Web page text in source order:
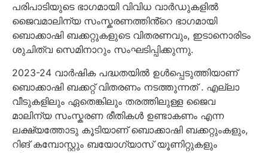
പരിപാടിയുടെ ഭാഗമായി വിവിധ വാർഡുകളിൽ
ജൈവമാലിന്യ സംസ്കരണത്തിൻ്റെ ഭാഗമായി
ബൊക്കാഷി ബക്കറ്റുകളുടെ വിതരണവും, ഇടാനൊരിടം
ശുചിത്വ സെമിനാറും സംഘടിപ്പിക്കുന്നു.
2023-24 വാർഷിക പദ്ധതയിൽ ഉൾപ്പെടുത്തിയാണ്
ബൊക്കാഷി ബക്കറ്റ് വിതരണം നടത്തുന്നത് . എല്ലാ
വീടുകളിലും ഏതെങ്കിലും തരത്തിലുള്ള ജൈവ
മാലിന്യ സംസ്കരണ രീതികൾ ഉണ്ടാകണം എന്ന
ലക്ഷ്യത്തോടു കൂടിയാണ് ബൊക്കാഷി ബക്കറ്റുംകളും,
റിങ് കമ്പോസ്റ്റും ബയോഗ്യാസ് യൂണിറ്റുകളും